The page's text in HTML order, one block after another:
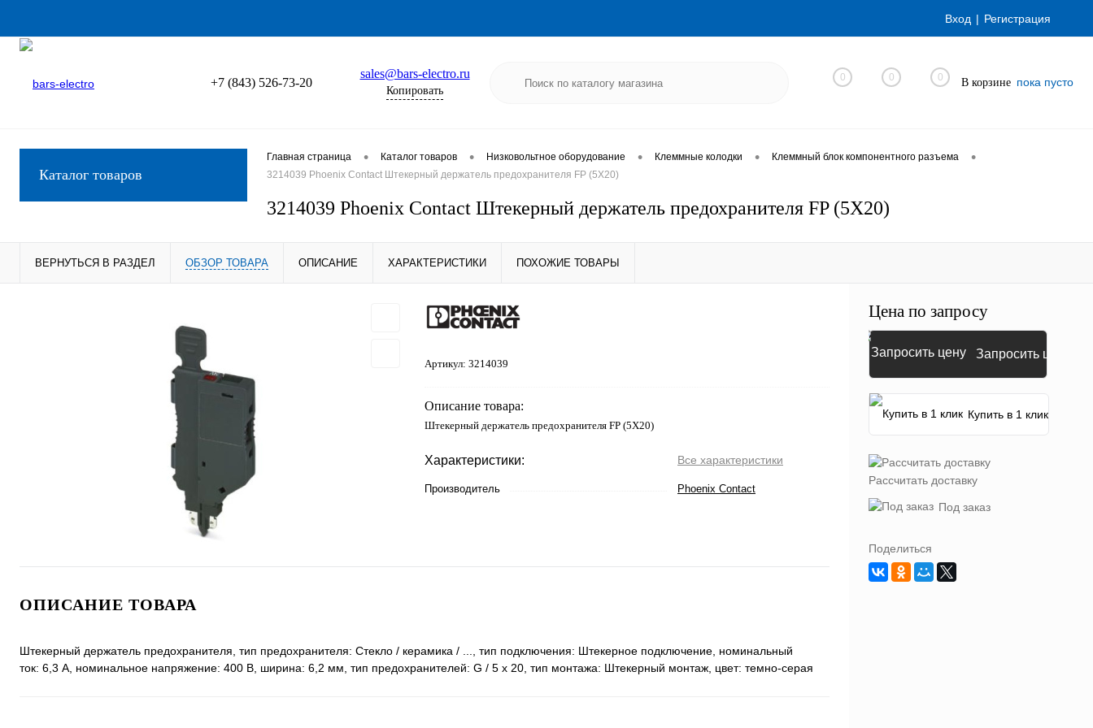
Вход Регистрация
+7 (843) 526-73-20
sales@bars-electro.ru
Копировать
0 0 0 В корзине пока пусто
Каталог товаров
Главная страница • Каталог товаров • Низковольтное оборудование • Клеммные колодки • Клеммный блок компонентного разъема •
3214039 Phoenix Contact Штекерный держатель предохранителя FP (5X20)
3214039 Phoenix Contact Штекерный держатель предохранителя FP (5X20)
ВЕРНУТЬСЯ В РАЗДЕЛ ОБЗОР ТОВАРА ОПИСАНИЕ ХАРАКТЕРИСТИКИ ПОХОЖИЕ ТОВАРЫ
Артикул: 3214039
Описание товара:
Штекерный держатель предохранителя FP (5X20)
Характеристики: Все характеристики
Производитель Phoenix Contact
ОПИСАНИЕ ТОВАРА
Штекерный держатель предохранителя, тип предохранителя: Стекло / керамика / ..., тип подключения: Штекерное подключение, номинальный
ток: 6,3 A, номинальное напряжение: 400 В, ширина: 6,2 мм, тип предохранителей: G / 5 x 20, тип монтажа: Штекерный монтаж, цвет: темно-серая
Цена по запросу
Запросить цену
Купить в 1 клик
Рассчитать доставку
Под заказ
Поделиться